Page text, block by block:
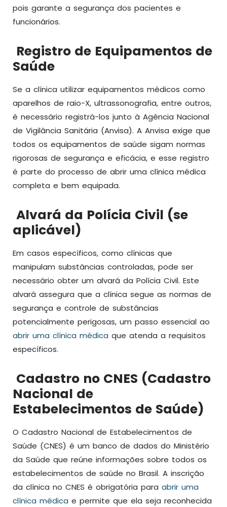
pois garante a segurança dos pacientes e
funcionários.
Registro de Equipamentos de
Saúde
Se a clínica utilizar equipamentos médicos como
aparelhos de raio-X, ultrassonografia, entre outros,
é necessário registrá-los junto à Agência Nacional
de Vigilância Sanitária (Anvisa). A Anvisa exige que
todos os equipamentos de saúde sigam normas
rigorosas de segurança e eficácia, e esse registro
é parte do processo de abrir uma clínica médica
completa e bem equipada.
Alvará da Polícia Civil (se
aplicável)
Em casos específicos, como clínicas que
manipulam substâncias controladas, pode ser
necessário obter um alvará da Polícia Civil. Este
alvará assegura que a clínica segue as normas de
segurança e controle de substâncias
potencialmente perigosas, um passo essencial ao
abrir uma clínica médica que atenda a requisitos
específicos.
Cadastro no CNES (Cadastro
Nacional de
Estabelecimentos de Saúde)
O Cadastro Nacional de Estabelecimentos de
Saúde (CNES) é um banco de dados do Ministério
da Saúde que reúne informações sobre todos os
estabelecimentos de saúde no Brasil. A inscrição
da clínica no CNES é obrigatória para abrir uma
clínica médica e permite que ela seja reconhecida